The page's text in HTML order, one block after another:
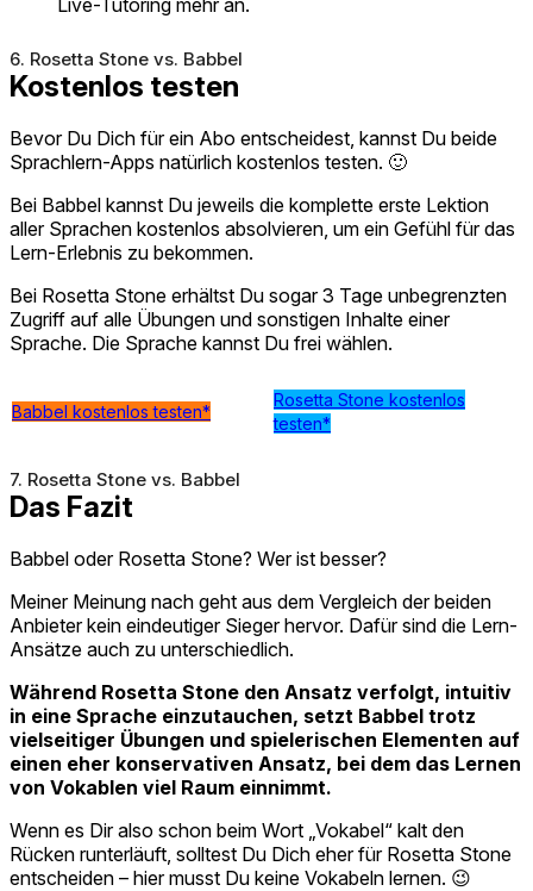
Live-Tutoring mehr an.
6. Rosetta Stone vs. Babbel
Kostenlos testen
Bevor Du Dich für ein Abo entscheidest, kannst Du beide
Sprachlern-Apps natürlich kostenlos testen. 🙂
Bei Babbel kannst Du jeweils die komplette erste Lektion
aller Sprachen kostenlos absolvieren, um ein Gefühl für das
Lern-Erlebnis zu bekommen.
Bei Rosetta Stone erhältst Du sogar 3 Tage unbegrenzten
Zugriff auf alle Übungen und sonstigen Inhalte einer
Sprache. Die Sprache kannst Du frei wählen.
Babbel kostenlos testen*
Rosetta Stone kostenlos
testen*
7. Rosetta Stone vs. Babbel
Das Fazit
Babbel oder Rosetta Stone? Wer ist besser?
Meiner Meinung nach geht aus dem Vergleich der beiden
Anbieter kein eindeutiger Sieger hervor. Dafür sind die Lern-
Ansätze auch zu unterschiedlich.
Während Rosetta Stone den Ansatz verfolgt, intuitiv
in eine Sprache einzutauchen, setzt Babbel trotz
vielseitiger Übungen und spielerischen Elementen auf
einen eher konservativen Ansatz, bei dem das Lernen
von Vokablen viel Raum einnimmt.
Wenn es Dir also schon beim Wort „Vokabel“ kalt den
Rücken runterläuft, solltest Du Dich eher für Rosetta Stone
entscheiden – hier musst Du keine Vokabeln lernen. 😉